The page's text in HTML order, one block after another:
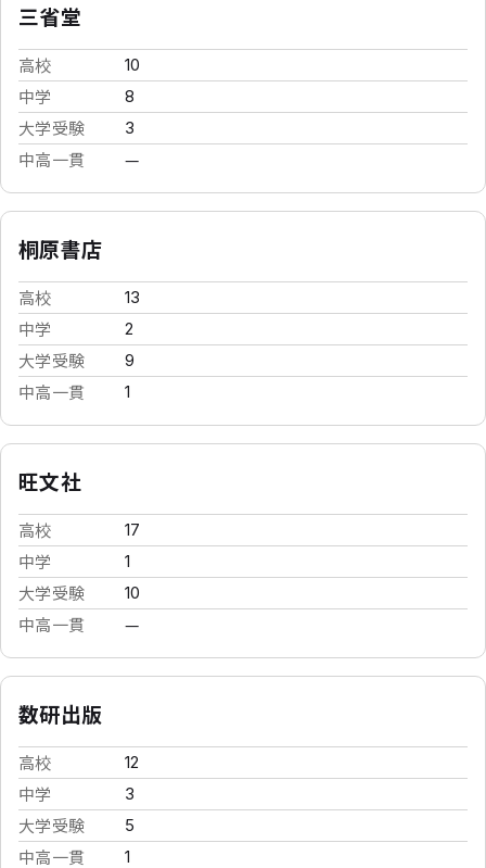
三省堂
高校 10
中学 8
大学受験 3
中高一貫 —
桐原書店
高校 13
中学 2
大学受験 9
中高一貫 1
旺文社
高校 17
中学 1
大学受験 10
中高一貫 —
数研出版
高校 12
中学 3
大学受験 5
中高一貫 1